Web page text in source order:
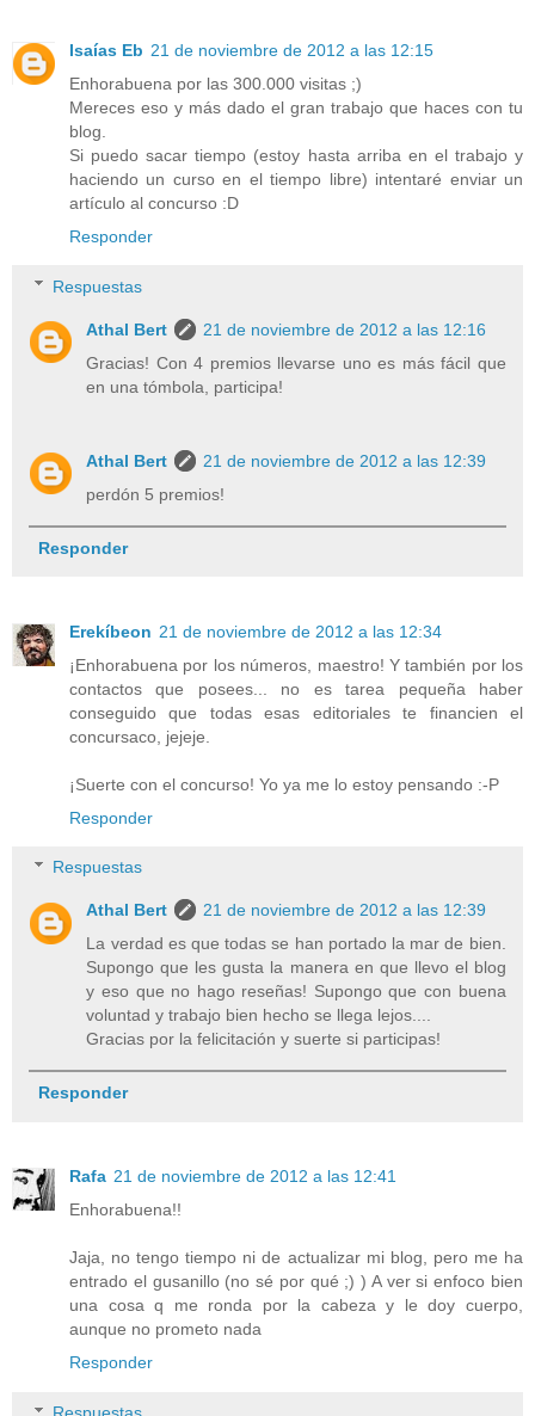
Isaías Eb 21 de noviembre de 2012 a las 12:15
Enhorabuena por las 300.000 visitas ;)
Mereces eso y más dado el gran trabajo que haces con tu
blog.
Si puedo sacar tiempo (estoy hasta arriba en el trabajo y
haciendo un curso en el tiempo libre) intentaré enviar un
artículo al concurso :D
Responder
Respuestas
Athal Bert
21 de noviembre de 2012 a las 12:16
Gracias! Con 4 premios llevarse uno es más fácil que
en una tómbola, participa!
Athal Bert
21 de noviembre de 2012 a las 12:39
perdón 5 premios!
Responder
Erekíbeon 21 de noviembre de 2012 a las 12:34
¡Enhorabuena por los números, maestro! Y también por los
contactos que posees... no es tarea pequeña haber
conseguido que todas esas editoriales te financien el
concursaco, jejeje.
¡Suerte con el concurso! Yo ya me lo estoy pensando :-P
Responder
Respuestas
Athal Bert
21 de noviembre de 2012 a las 12:39
La verdad es que todas se han portado la mar de bien.
Supongo que les gusta la manera en que llevo el blog
y eso que no hago reseñas! Supongo que con buena
voluntad y trabajo bien hecho se llega lejos....
Gracias por la felicitación y suerte si participas!
Responder
Rafa 21 de noviembre de 2012 a las 12:41
Enhorabuena!!
Jaja, no tengo tiempo ni de actualizar mi blog, pero me ha
entrado el gusanillo (no sé por qué ;) ) A ver si enfoco bien
una cosa q me ronda por la cabeza y le doy cuerpo,
aunque no prometo nada
Responder